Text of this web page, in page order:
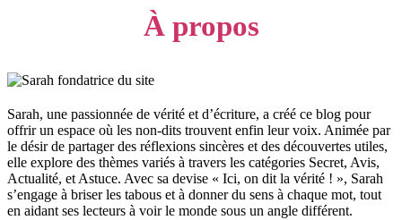
À propos
Sarah, une passionnée de vérité et d’écriture, a créé ce blog pour
offrir un espace où les non-dits trouvent enfin leur voix. Animée par
le désir de partager des réflexions sincères et des découvertes utiles,
elle explore des thèmes variés à travers les catégories Secret, Avis,
Actualité, et Astuce. Avec sa devise « Ici, on dit la vérité ! », Sarah
s’engage à briser les tabous et à donner du sens à chaque mot, tout
en aidant ses lecteurs à voir le monde sous un angle différent.